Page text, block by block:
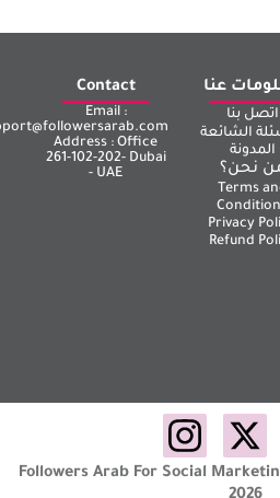
عنا
بنا
الشائعة
نحن؟
Terms
Privacy
Refund
Contact
Email :
support@followersarab.com
Address : Office
261-102-202- Dubai
- UAE
Followers Arab For Social